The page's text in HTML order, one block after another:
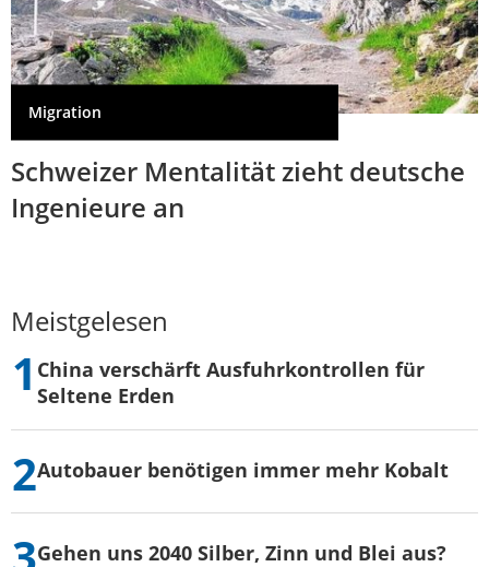
Migration
Schweizer Mentalität zieht deutsche
Ingenieure an
Meistgelesen
China verschärft Ausfuhrkontrollen für
Seltene Erden
Autobauer benötigen immer mehr Kobalt
Gehen uns 2040 Silber, Zinn und Blei aus?